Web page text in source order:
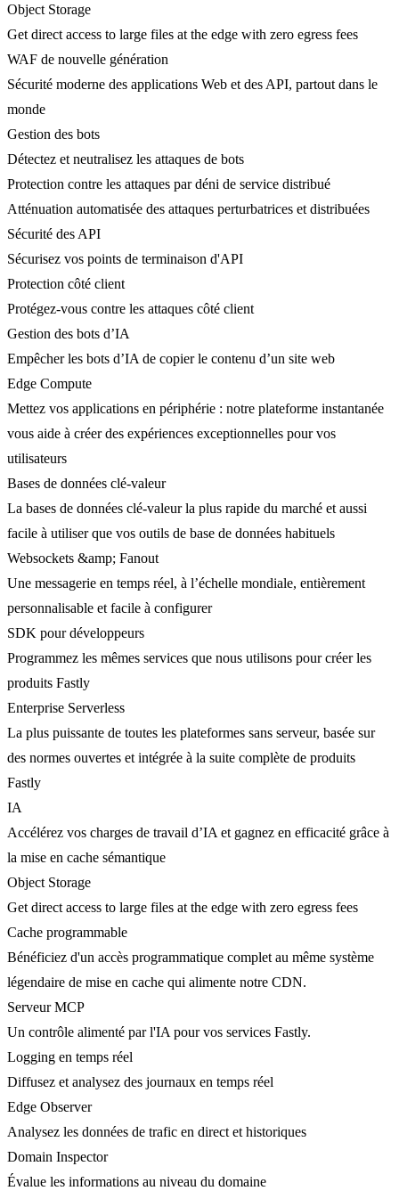
Object Storage
Get direct access to large files at the edge with zero egress fees
WAF de nouvelle génération
Sécurité moderne des applications Web et des API, partout dans le
monde
Gestion des bots
Détectez et neutralisez les attaques de bots
Protection contre les attaques par déni de service distribué
Atténuation automatisée des attaques perturbatrices et distribuées
Sécurité des API
Sécurisez vos points de terminaison d'API
Protection côté client
Protégez-vous contre les attaques côté client
Gestion des bots d’IA
Empêcher les bots d’IA de copier le contenu d’un site web
Edge Compute
Mettez vos applications en périphérie : notre plateforme instantanée
vous aide à créer des expériences exceptionnelles pour vos
utilisateurs
Bases de données clé-valeur
La bases de données clé-valeur la plus rapide du marché et aussi
facile à utiliser que vos outils de base de données habituels
Websockets &amp; Fanout
Une messagerie en temps réel, à l’échelle mondiale, entièrement
personnalisable et facile à configurer
SDK pour développeurs
Programmez les mêmes services que nous utilisons pour créer les
produits Fastly
Enterprise Serverless
La plus puissante de toutes les plateformes sans serveur, basée sur
des normes ouvertes et intégrée à la suite complète de produits
Fastly
IA
Accélérez vos charges de travail d’IA et gagnez en efficacité grâce à
la mise en cache sémantique
Object Storage
Get direct access to large files at the edge with zero egress fees
Cache programmable
Bénéficiez d'un accès programmatique complet au même système
légendaire de mise en cache qui alimente notre CDN.
Serveur MCP
Un contrôle alimenté par l'IA pour vos services Fastly.
Logging en temps réel
Diffusez et analysez des journaux en temps réel
Edge Observer
Analysez les données de trafic en direct et historiques
Domain Inspector
Évalue les informations au niveau du domaine